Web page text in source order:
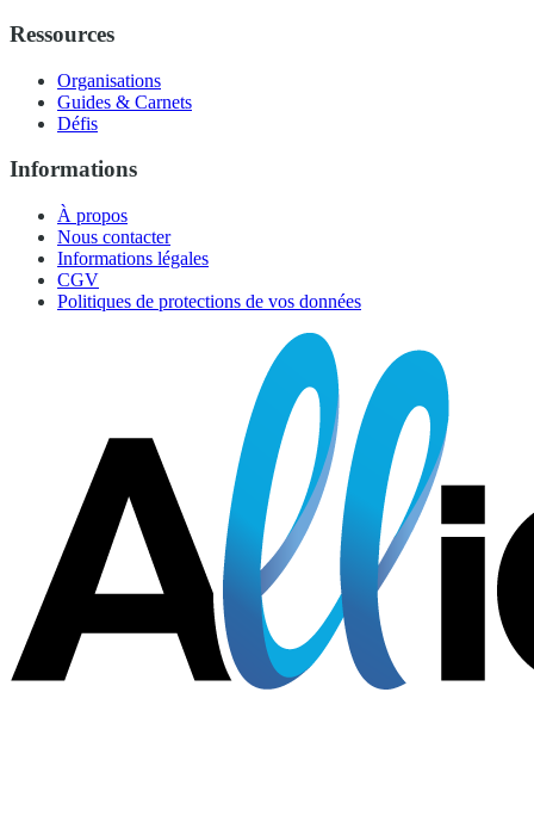
Ressources
Organisations
Guides & Carnets
Défis
Informations
À propos
Nous contacter
Informations légales
CGV
Politiques de protections de vos données